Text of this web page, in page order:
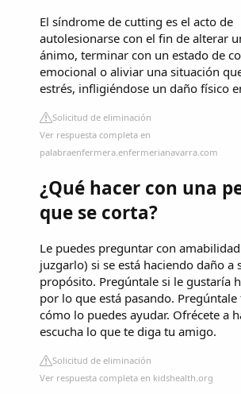
El síndrome de cutting es el acto de
autolesionarse con el fin de alterar
ánimo, terminar con un estado de
emocional o aliviar una situación
estrés, infligiéndose un daño físico
Solicitud de eliminación
Ver respuesta completa en
palabraenfermera.enfermerianavarra.com
¿Qué hacer con una
que se corta?
Le puedes preguntar con
juzgarlo) si se está haciendo daño a
propósito. Pregúntale si le gustaría
por lo que está pasando.
cómo lo puedes ayudar. Ofrécete a
escucha lo que te diga tu amigo.
Solicitud de eliminación
Ver respuesta completa en kidshealth.org